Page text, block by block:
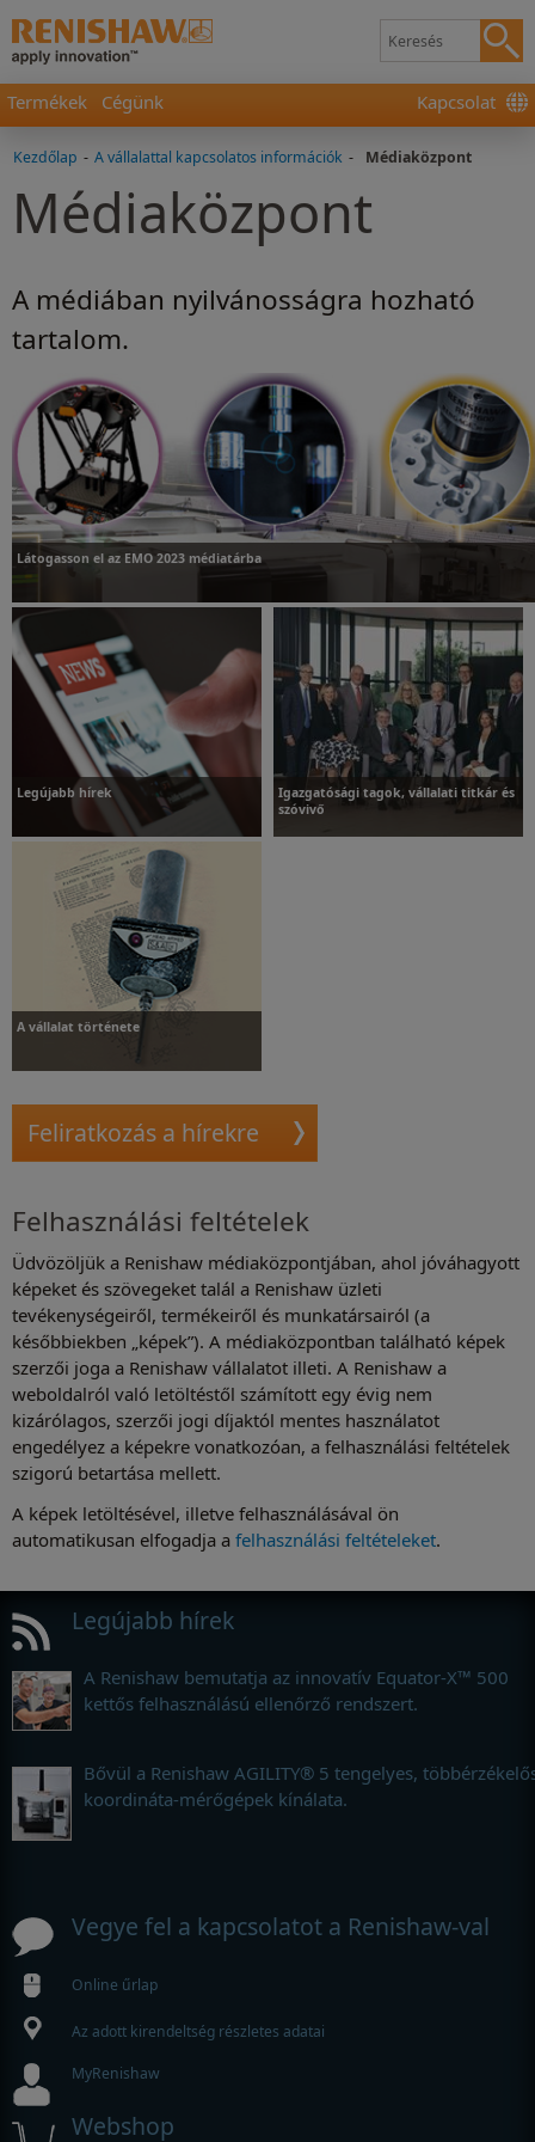
Termékek Cégünk Kapcsolat
Kezdőlap - A vállalattal kapcsolatos információk - Médiaközpont
Médiaközpont
A médiában nyilvánosságra hozható
tartalom.
Látogasson el az EMO 2023 médiatárba
Látogasson el az ezzel kapcsolatos médiatárunkba
Legújabb hírek
További információk
Igazgatósági tagok, vállalati titkár és
szóvivő
A vállalat története
Feliratkozás a hírekre
Felhasználási feltételek
Üdvözöljük a Renishaw médiaközpontjában, ahol jóváhagyott
képeket és szövegeket talál a Renishaw üzleti
tevékenységeiről, termékeiről és munkatársairól (a
későbbiekben „képek”). A médiaközpontban található képek
szerzői joga a Renishaw vállalatot illeti. A Renishaw a
weboldalról való letöltéstől számított egy évig nem
kizárólagos, szerzői jogi díjaktól mentes használatot
engedélyez a képekre vonatkozóan, a felhasználási feltételek
szigorú betartása mellett.
A képek letöltésével, illetve felhasználásával ön
automatikusan elfogadja a felhasználási feltételeket.
Legújabb hírek
A Renishaw bemutatja az innovatív Equator-X™ 500
kettős felhasználású ellenőrző rendszert.
Bővül a Renishaw AGILITY® 5 tengelyes,
koordináta-mérőgépek kínálata.
Vegye fel a kapcsolatot a Renishaw-val
Online űrlap
Az adott kirendeltség részletes adatai
MyRenishaw
Webshop